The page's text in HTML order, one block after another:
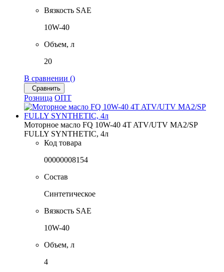
Вязкость SAE
10W-40
Объем, л
20
В сравнении ()
Сравнить
Розница ОПТ
Моторное масло FQ 10W-40 4T ATV/UTV MA2/SP
FULLY SYNTHETIC, 4л
Код товара
00000008154
Состав
Синтетическое
Вязкость SAE
10W-40
Объем, л
4